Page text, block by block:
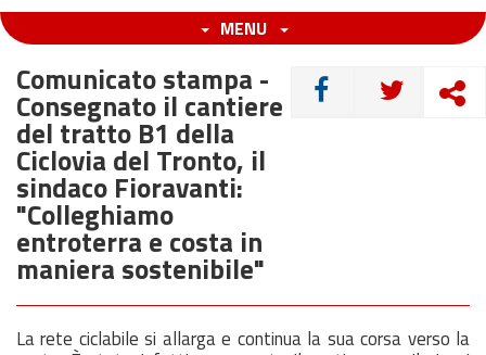
MENU
CONDIVIDI
Comunicato stampa -
Consegnato il cantiere
del tratto B1 della
Ciclovia del Tronto, il
sindaco Fioravanti:
"Colleghiamo
entroterra e costa in
maniera sostenibile"
La rete ciclabile si allarga e continua la sua corsa verso la